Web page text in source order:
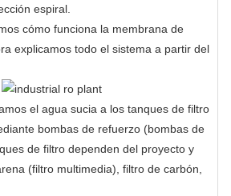
espiral.
cómo funciona la membrana de
explicamos todo el sistema a partir del
el agua sucia a los tanques de filtro
bombas de refuerzo (bombas de
de filtro dependen del proyecto y
(filtro multimedia), filtro de carbón,